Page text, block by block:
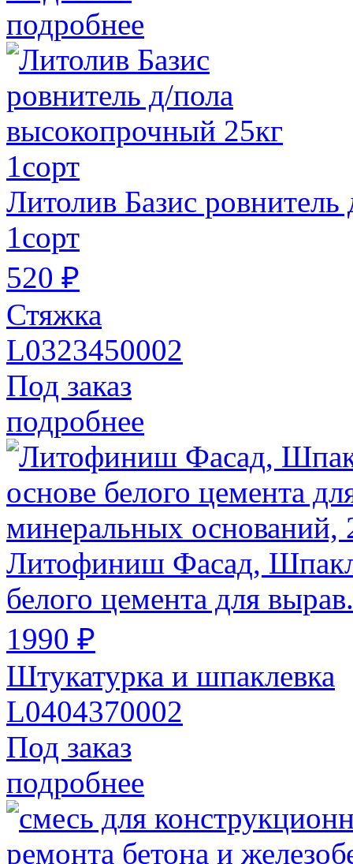
подробнее
Литолив Базис
1сорт
520 ₽
Стяжка
L0323450002
Под заказ
подробнее
Литофиниш Фасад,
белого цемента для
1990 ₽
Штукатурка и шпаклевка
L0404370002
Под заказ
подробнее